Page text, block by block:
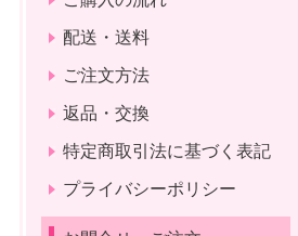
配送・送料
ご注文方法
返品・交換
特定商取引法に基づく表記
プライバシーポリシー